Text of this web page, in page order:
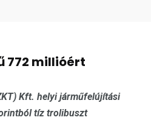
772 millióért
Kft. helyi járműfelújítási
tíz trolibuszt